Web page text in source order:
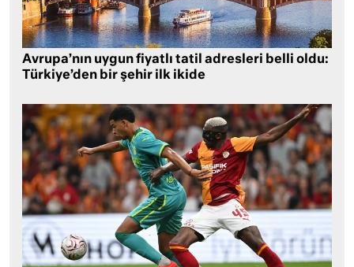
Avrupa’nın uygun fiyatlı tatil adresleri belli oldu:
Türkiye’den bir şehir ilk ikide